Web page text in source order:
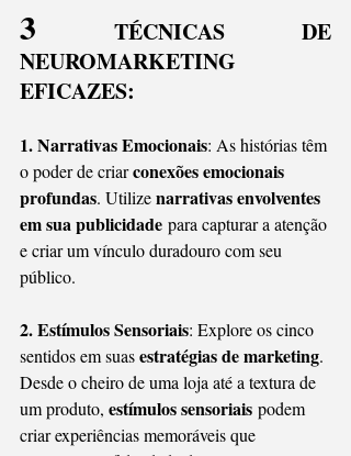
3 TÉCNICAS DE
NEUROMARKETING
EFICAZES:
1. Narrativas Emocionais: As histórias têm
o poder de criar conexões emocionais
profundas. Utilize narrativas envolventes
em sua publicidade para capturar a atenção
e criar um vínculo duradouro com seu
público.
2. Estímulos Sensoriais: Explore os cinco
sentidos em suas estratégias de marketing.
Desde o cheiro de uma loja até a textura de
um produto, estímulos sensoriais podem
criar experiências memoráveis que